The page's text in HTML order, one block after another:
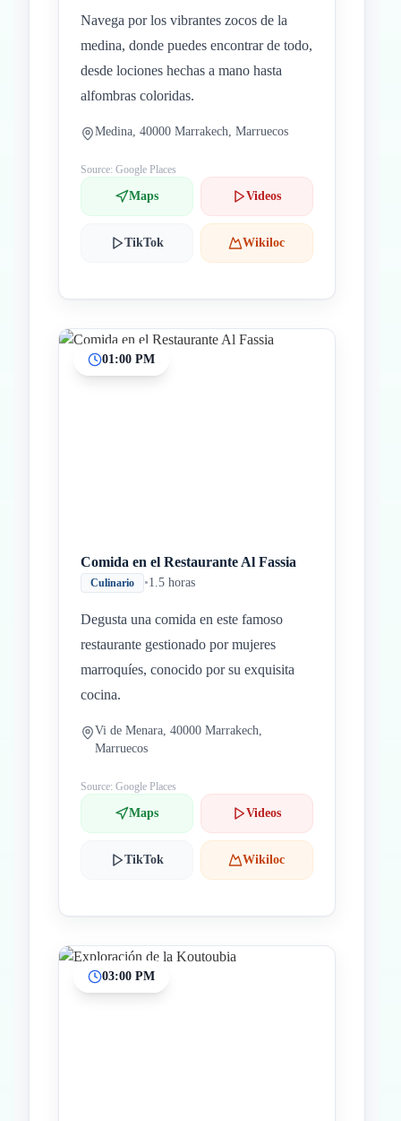
Navega por los vibrantes zocos de la
medina, donde puedes encontrar de todo,
desde lociones hechas a mano hasta
alfombras coloridas.
Medina, 40000 Marrakech, Marruecos
Source: Google Places
Maps Videos
TikTok Wikiloc
01:00 PM
Comida en el Restaurante Al Fassia
Culinario •1.5 horas
Degusta una comida en este famoso
restaurante gestionado por mujeres
marroquíes, conocido por su exquisita
cocina.
Vi de Menara, 40000 Marrakech,
Marruecos
Source: Google Places
Maps Videos
TikTok Wikiloc
03:00 PM